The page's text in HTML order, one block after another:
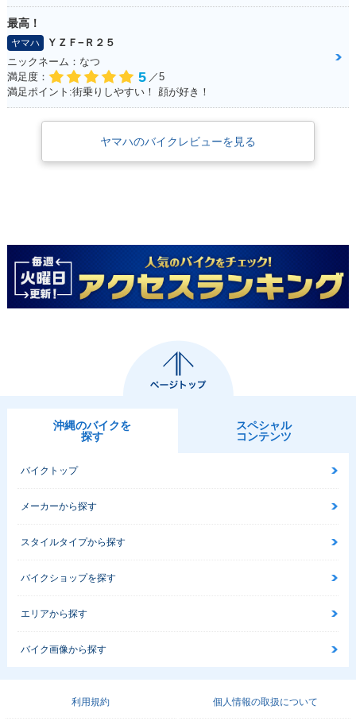
最高！
ヤマハ
ＹＺＦ−Ｒ２５
ニックネーム：なつ
満足度：
5 ／5
満足ポイント:街乗りしやすい！ 顔が好き！
ヤマハのバイクレビューを見る
沖縄のバイクを
探す
スペシャル
コンテンツ
バイクトップ
メーカーから探す
スタイルタイプから探す
バイクショップを探す
エリアから探す
バイク画像から探す
利用規約 個人情報の取扱について